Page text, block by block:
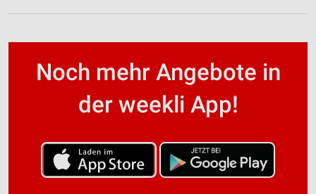
Noch mehr Angebote in
der weekli App!